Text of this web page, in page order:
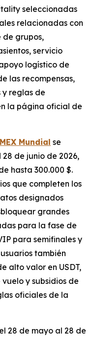
seleccionadas
relacionadas con
de grupos,
servicio
logístico de
las recompensas,
reglas de
la página oficial de
Mundial se
de junio de 2026,
hasta 300.000 $.
que completen los
designados
grandes
para la fase de
para semifinales y
también
alto valor en USDT,
y subsidios de
oficiales de la
28 de mayo al 28 de